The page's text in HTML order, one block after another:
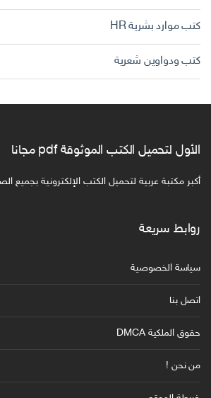
كتب موارد بشرية HR
كتب ودواوين شعرية
الأول لتحميل الكتب الموثوقة pdf مجانا
أكبر مكتبة عربية لتحميل الكتب الإلكترونية بجميع
روابط سريعة
سياسة الخصوصية
اتصل بنا
حقوق الملكية DMCA
من نحن !